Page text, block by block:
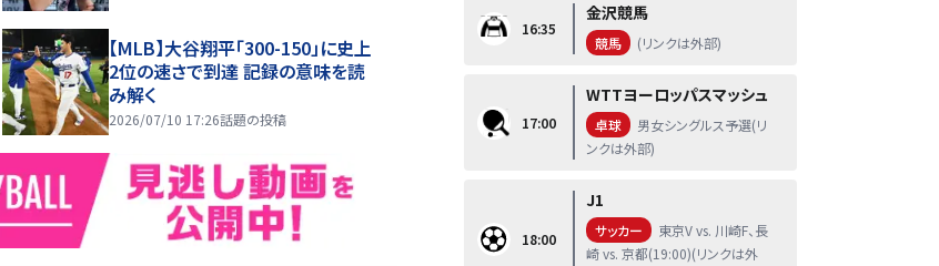
【MLB】大谷翔平「300-150」に史上
2位の速さで到達 記録の意味を読
み解く
2026/07/10 17:26話題の投稿
16:35
金沢競馬
競馬 (リンクは外部)
17:00
WTTヨーロッパスマッシュ
卓球
男女シングルス予選(リ
ンクは外部)
18:00
J1
サッカー
東京V vs. 川崎F、長
崎 vs. 京都(19:00)(リンクは外